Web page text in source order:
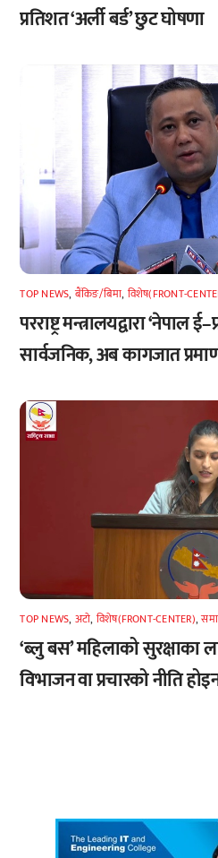
प्रतिशत ‘अर्ली बर्ड’ छुट घोषणा
TOP NEWS, बैंकिङ/बिमा, विशेष(FRONT-
परराष्ट्र मन्त्रालयद्वारा ‘नेपाल
सार्वजनिक, अब कागजात
TOP NEWS, अटाे, विशेष(FRONT-CENTER),
‘ब्लु बस’ महिलाको
विभाजन वा प्रचारको नीति